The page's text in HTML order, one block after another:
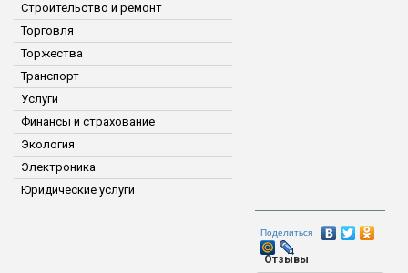
Строительство и ремонт
Торговля
Торжества
Транспорт
Услуги
Финансы и страхование
Экология
Электроника
Юридические услуги
Поделиться
Отзывы